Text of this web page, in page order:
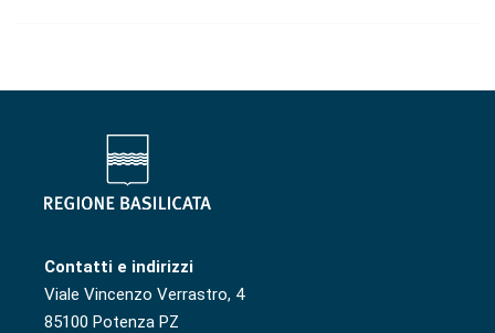
Contatti e indirizzi
Viale Vincenzo Verrastro, 4
85100 Potenza PZ